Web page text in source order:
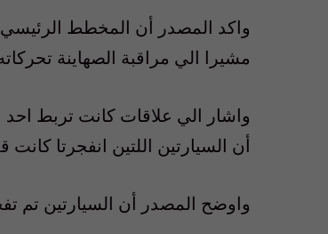
واكد المصدر أن المخطط الرئيسي
مشيرا الي مراقبة الصهاينة
واشار الي علاقات كانت تربط
أن السيارتين اللتين انفجرتا
واوضح المصدر أن السيارتين تم